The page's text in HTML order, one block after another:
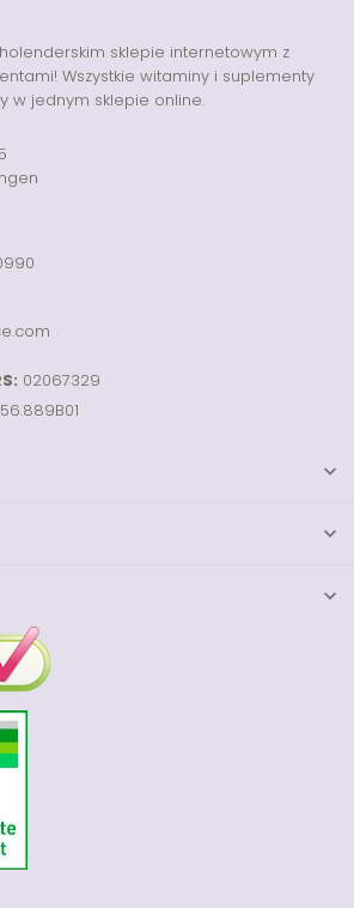
sklepie internetowym z
Wszystkie witaminy i suplementy
w jednym sklepie online.
02067329